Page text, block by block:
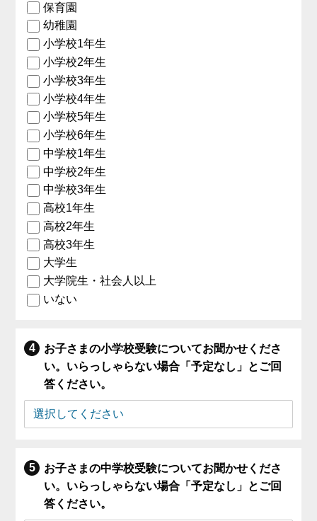
保育園
幼稚園
小学校1年生
小学校2年生
小学校3年生
小学校4年生
小学校5年生
小学校6年生
中学校1年生
中学校2年生
中学校3年生
高校1年生
高校2年生
高校3年生
大学生
大学院生・社会人以上
いない
お子さまの小学校受験についてお聞かせくださ
い。いらっしゃらない場合「予定なし」とご回
答ください。
お子さまの中学校受験についてお聞かせくださ
い。いらっしゃらない場合「予定なし」とご回
答ください。